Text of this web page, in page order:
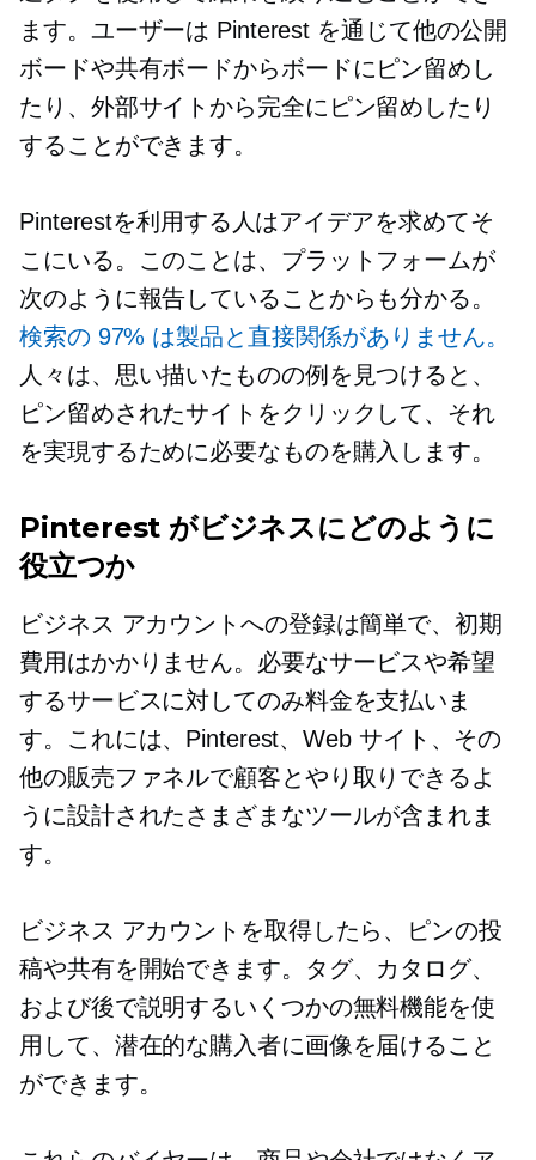
ます。ユーザーは Pinterest を通じて他の公開
ボードや共有ボードからボードにピン留めし
たり、外部サイトから完全にピン留めしたり
することができます。
Pinterestを利用する人はアイデアを求めてそ
こにいる。このことは、プラットフォームが
次のように報告していることからも分かる。
検索の 97% は製品と直接関係がありません。
人々は、思い描いたものの例を見つけると、
ピン留めされたサイトをクリックして、それ
を実現するために必要なものを購入します。
Pinterest がビジネスにどのように
役立つか
ビジネス アカウントへの登録は簡単で、初期
費用はかかりません。必要なサービスや希望
するサービスに対してのみ料金を支払いま
す。これには、Pinterest、Web サイト、その
他の販売ファネルで顧客とやり取りできるよ
うに設計されたさまざまなツールが含まれま
す。
ビジネス アカウントを取得したら、ピンの投
稿や共有を開始できます。タグ、カタログ、
および後で説明するいくつかの無料機能を使
用して、潜在的な購入者に画像を届けること
ができます。